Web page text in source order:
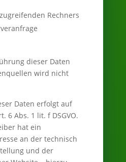
Rechners
dieser Daten
wird nicht
Daten erfolgt auf
6 Abs. 1 lit. f DSGVO.
hat ein
an der technisch
und der